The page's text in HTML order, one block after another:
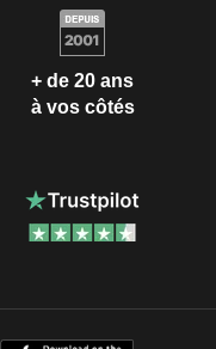
+ de 20 ans
à vos côtés